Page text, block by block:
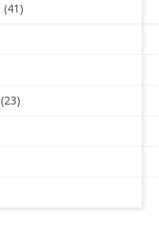
(41)
(23)